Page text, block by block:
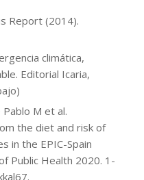
Report (2014).
climática,
Editorial Icaria,
Pablo M et al.
the diet and risk of
in the EPIC-Spain
Public Health 2020. 1-